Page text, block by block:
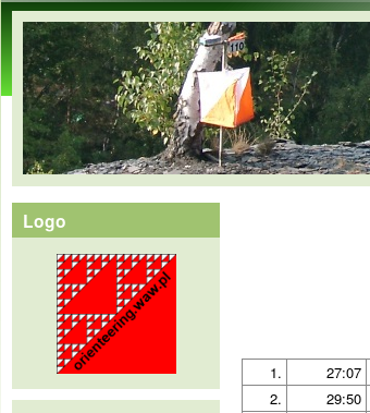
orienteering.waw.pl
1.
27:07
2.
29:50
Logo